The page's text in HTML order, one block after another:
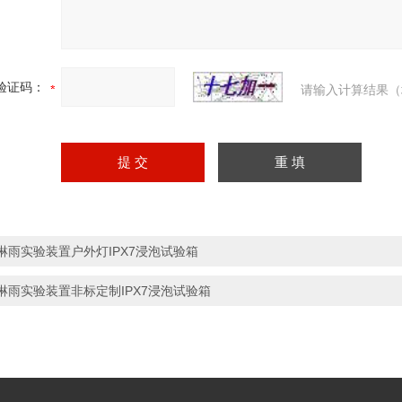
证码： 请输入计算结果
雨实验装置户外灯IPX7浸泡试验箱
雨实验装置非标定制IPX7浸泡试验箱